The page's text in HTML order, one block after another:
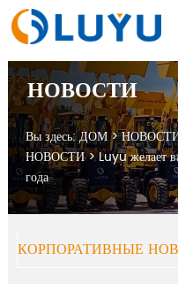
НОВОСТИ
Вы здесь:ДОМ>
НОВОСТИ>Luyu желает
года